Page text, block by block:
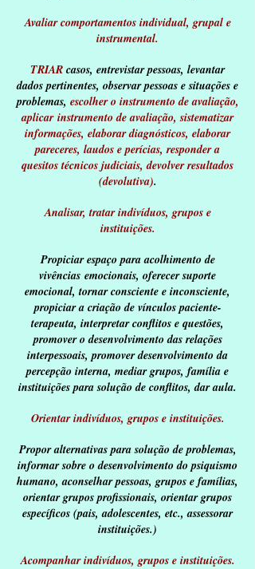
Avaliar comportamentos individual, grupal e
instrumental.
TRIAR casos, entrevistar pessoas, levantar
dados pertinentes, observar pessoas e situações e
problemas, escolher o instrumento de avaliação,
aplicar instrumento de avaliação, sistematizar
informações, elaborar diagnósticos, elaborar
pareceres, laudos e perícias, responder a
quesitos técnicos judiciais, devolver resultados
(devolutiva).
Analisar, tratar indivíduos, grupos e
instituições.
Propiciar espaço para acolhimento de
vivências emocionais, oferecer suporte
emocional, tornar consciente e inconsciente,
propiciar a criação de vínculos paciente-
terapeuta, interpretar conflitos e questões,
promover o desenvolvimento das relações
interpessoais, promover desenvolvimento da
percepção interna, mediar grupos, família e
instituições para solução de conflitos, dar aula.
Orientar indivíduos, grupos e instituições.
Propor alternativas para solução de problemas,
informar sobre o desenvolvimento do psiquismo
humano, aconselhar pessoas, grupos e famílias,
orientar grupos profissionais, orientar grupos
específicos (pais, adolescentes, etc., assessorar
instituições.)
Acompanhar indivíduos, grupos e instituições.